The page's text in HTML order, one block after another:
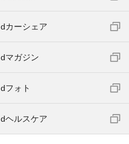
dカーシェア
dマガジン
dフォト
dヘルスケア